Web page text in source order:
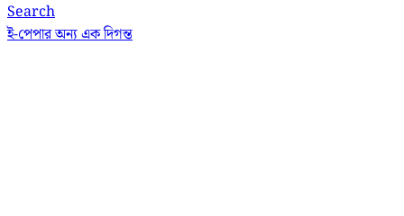
Search
ই-পেপারঅন্য এক দিগন্ত